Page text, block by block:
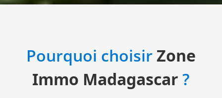
Pourquoi choisirZone
Immo Madagascar ?